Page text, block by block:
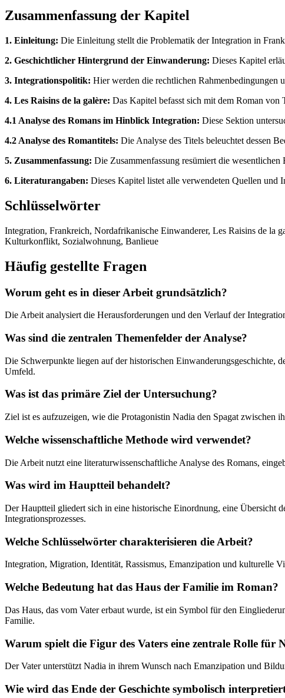
Zusammenfassung der Kapitel
1. Einleitung: Die Einleitung stellt die Problematik der Integration in
2. Geschichtlicher Hintergrund der Einwanderung: Dieses Kapitel
3. Integrationspolitik: Hier werden die rechtlichen Rahmenbedingungen
4. Les Raisins de la galère: Das Kapitel befasst sich mit dem Roman von
4.1 Analyse des Romans im Hinblick Integration: Diese Sektion
4.2 Analyse des Romantitels: Die Analyse des Titels beleuchtet dessen
5. Zusammenfassung: Die Zusammenfassung resümiert die
6. Literaturangaben: Dieses Kapitel listet alle verwendeten Quellen und
Schlüsselwörter
Integration, Frankreich, Nordafrikanische Einwanderer, Les Raisins de la
Kulturkonflikt, Sozialwohnung, Banlieue
Häufig gestellte Fragen
Worum geht es in dieser Arbeit grundsätzlich?
Die Arbeit analysiert die Herausforderungen und den Verlauf der
Was sind die zentralen Themenfelder der Analyse?
Die Schwerpunkte liegen auf der historischen Einwanderungsgeschichte,
Umfeld.
Was ist das primäre Ziel der Untersuchung?
Ziel ist es aufzuzeigen, wie die Protagonistin Nadia den Spagat zwischen
Welche wissenschaftliche Methode wird verwendet?
Die Arbeit nutzt eine literaturwissenschaftliche Analyse des Romans,
Was wird im Hauptteil behandelt?
Der Hauptteil gliedert sich in eine historische Einordnung, eine Übersicht
Integrationsprozesses.
Welche Schlüsselwörter charakterisieren die Arbeit?
Integration, Migration, Identität, Rassismus, Emanzipation und kulturelle
Welche Bedeutung hat das Haus der Familie im Roman?
Das Haus, das vom Vater erbaut wurde, ist ein Symbol für den
Familie.
Warum spielt die Figur des Vaters eine zentrale Rolle für
Der Vater unterstützt Nadia in ihrem Wunsch nach Emanzipation und
Wie wird das Ende der Geschichte symbolisch